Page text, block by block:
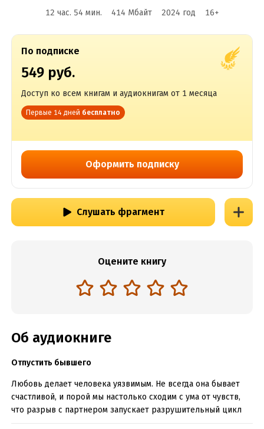
12 час. 54 мин. 414 Мбайт 2024 год 16+
По подписке
549 руб.
Доступ ко всем книгам и аудиокнигам от 1 месяца
Первые 14 дней бесплатно
Оформить подписку
Слушать фрагмент
Оцените книгу
Об аудиокниге
Отпустить бывшего
Любовь делает человека уязвимым. Не всегда она бывает
счастливой, и порой мы настолько сходим с ума от чувств,
что разрыв с партнером запускает разрушительный цикл